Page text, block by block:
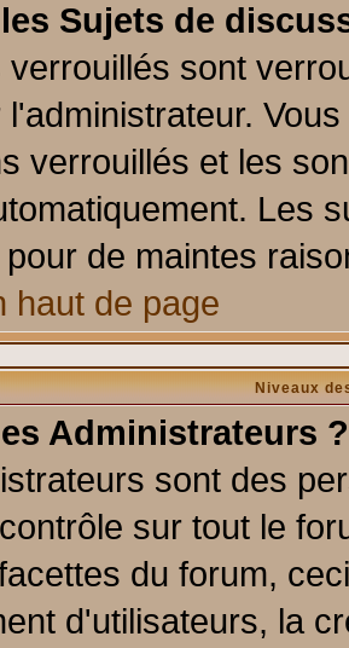
Sujets de
verrouillés sont
l'administrateur.
verrouillés et les
Les
de maintes
haut de page
Niveaux
Administrateurs ?
sont des
sur tout le
du forum,
d'utilisateurs, la